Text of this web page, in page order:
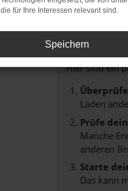
Fehler:
Beim Laden
Hier sind ein
Laden
Prüfe
Manche
anderen
Starte
Das kann
die für Ihre Interessen relevant sind.
Speichern